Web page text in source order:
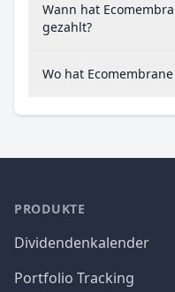
Wann hat
gezahlt?
Wo hat
PRODUKTE
Dividendenkalender
Portfolio Tracking